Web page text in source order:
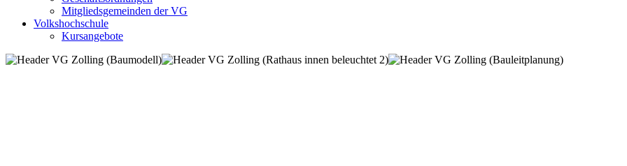
Mitgliedsgemeinden der VG
Volkshochschule
Kursangebote